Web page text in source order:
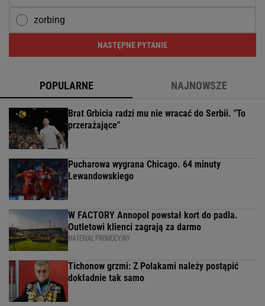
zorbing
NASTĘPNE PYTANIE
POPULARNE NAJNOWSZE
Brat Grbicia radzi mu nie wracać do Serbii. "To
przerażające"
Pucharowa wygrana Chicago. 64 minuty
Lewandowskiego
W FACTORY Annopol powstał kort do padla.
Outletowi klienci zagrają za darmo
MATERIAŁ PROMOCYJNY
Tichonow grzmi: Z Polakami należy postąpić
dokładnie tak samo